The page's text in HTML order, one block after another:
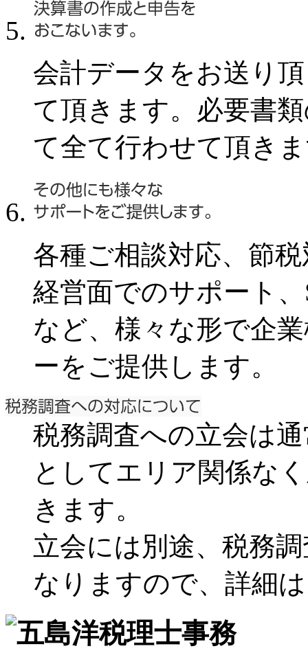
会計データをお送り
て頂きます。必要書
て全て行わせて頂き
各種ご相談対応、節
経営面でのサポート
など、様々な形で企
ーをご提供します。
税務調査への立会は
としてエリア関係な
きます。
立会には別途、税務
なりますので、詳細